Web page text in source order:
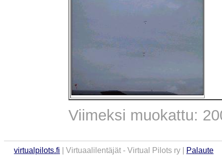
Viimeksi muokattu:
virtualpilots.fi | Virtuaalilentäjät - Virtual Pilots ry | Palaute